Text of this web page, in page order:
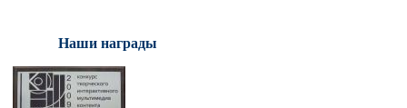
Наши награды